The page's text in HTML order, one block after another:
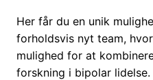
Her får du en unik
forholdsvis nyt team,
mulighed for at
forskning i bipolar